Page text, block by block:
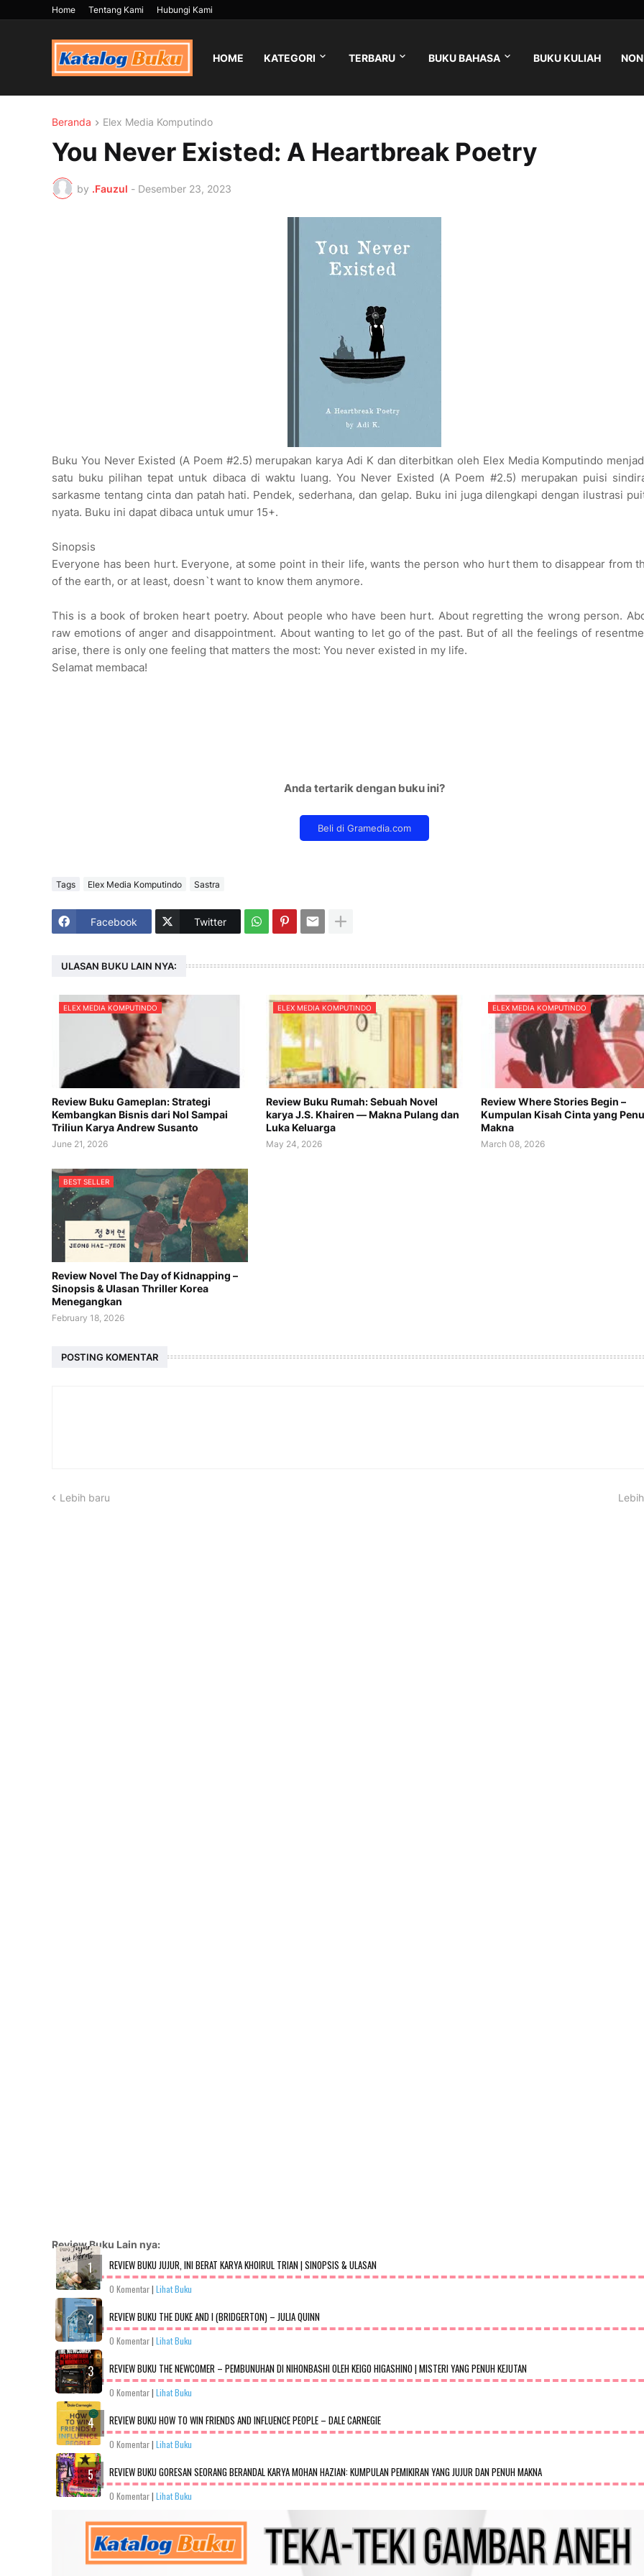
Home Tentang Kami Hubungi Kami
HOME KATEGORI TERBARU BUKU BAHASA BUKU KULIAH
Beranda Elex Media Komputindo
You Never Existed: A Heartbreak Poetry
by .Fauzul - Desember 23, 2023
Buku You Never Existed (A Poem #2.5) merupakan karya Adi K dan diterbitkan oleh Elex Media Komputindo
satu buku pilihan tepat untuk dibaca di waktu luang. You Never Existed (A Poem #2.5) merupakan puisi
sarkasme tentang cinta dan patah hati. Pendek, sederhana, dan gelap. Buku ini juga dilengkapi dengan ilustrasi
nyata. Buku ini dapat dibaca untuk umur 15+.
Sinopsis
Everyone has been hurt. Everyone, at some point in their life, wants the person who hurt them to disappear from
of the earth, or at least, doesn`t want to know them anymore.
This is a book of broken heart poetry. About people who have been hurt. About regretting the wrong person.
raw emotions of anger and disappointment. About wanting to let go of the past. But of all the feelings of
arise, there is only one feeling that matters the most: You never existed in my life.
Selamat membaca!
Anda tertarik dengan buku ini?
Tags Elex Media Komputindo Sastra
Facebook Twitter
ULASAN BUKU LAIN NYA:
ELEX MEDIA KOMPUTINDO
Review Buku Gameplan: Strategi
Kembangkan Bisnis dari Nol Sampai
Triliun Karya Andrew Susanto
June 21, 2026
ELEX MEDIA KOMPUTINDO
Review Buku Rumah: Sebuah Novel
karya J.S. Khairen — Makna Pulang dan
Luka Keluarga
May 24, 2026
ELEX MEDIA KOMPUTINDO
Review Where Stories Begin –
Kumpulan Kisah Cinta yang
Makna
March 08, 2026
BEST SELLER
Review Novel The Day of Kidnapping –
Sinopsis & Ulasan Thriller Korea
Menegangkan
February 18, 2026
POSTING KOMENTAR
Lebih baru
Review Buku Lain nya:
REVIEW BUKU JUJUR, INI BERAT KARYA KHOIRUL TRIAN | SINOPSIS & ULASAN
0 Komentar| Lihat Buku
REVIEW BUKU THE DUKE AND I (BRIDGERTON) – JULIA QUINN
0 Komentar| Lihat Buku
REVIEW BUKU THE NEWCOMER – PEMBUNUHAN DI NIHONBASHI OLEH KEIGO HIGASHINO | MISTERI YANG PENUH KEJUTAN
0 Komentar| Lihat Buku
REVIEW BUKU HOW TO WIN FRIENDS AND INFLUENCE PEOPLE – DALE CARNEGIE
0 Komentar| Lihat Buku
REVIEW BUKU GORESAN SEORANG BERANDAL KARYA MOHAN HAZIAN: KUMPULAN PEMIKIRAN YANG JUJUR DAN PENUH MAKNA
0 Komentar| Lihat Buku